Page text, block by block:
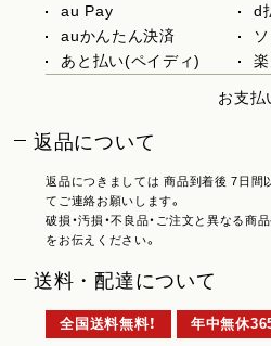
au Pay
d
auかんたん決済
あと払い(ペイディ)
お支払
返品について
返品につきましては 商品到着後 7日間
てご連絡お願いします。
破損・汚損・不良品・ご注文と異なる商
をお伝えください。
送料・配達について
全国送料無料！ 年中無休